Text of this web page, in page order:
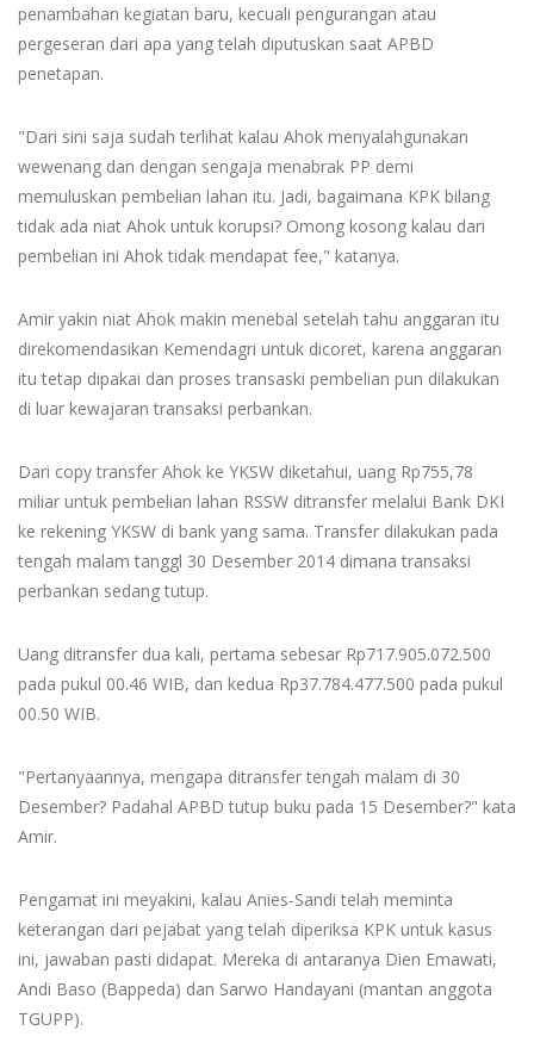
penambahan kegiatan baru, kecuali pengurangan atau
pergeseran dari apa yang telah diputuskan saat APBD
penetapan.
"Dari sini saja sudah terlihat kalau Ahok menyalahgunakan
wewenang dan dengan sengaja menabrak PP demi
memuluskan pembelian lahan itu. Jadi, bagaimana KPK bilang
tidak ada niat Ahok untuk korupsi? Omong kosong kalau dari
pembelian ini Ahok tidak mendapat fee," katanya.
Amir yakin niat Ahok makin menebal setelah tahu anggaran itu
direkomendasikan Kemendagri untuk dicoret, karena anggaran
itu tetap dipakai dan proses transaski pembelian pun dilakukan
di luar kewajaran transaksi perbankan.
Dari copy transfer Ahok ke YKSW diketahui, uang Rp755,78
miliar untuk pembelian lahan RSSW ditransfer melalui Bank DKI
ke rekening YKSW di bank yang sama. Transfer dilakukan pada
tengah malam tanggl 30 Desember 2014 dimana transaksi
perbankan sedang tutup.
Uang ditransfer dua kali, pertama sebesar Rp717.905.072.500
pada pukul 00.46 WIB, dan kedua Rp37.784.477.500 pada pukul
00.50 WIB.
"Pertanyaannya, mengapa ditransfer tengah malam di 30
Desember? Padahal APBD tutup buku pada 15 Desember?" kata
Amir.
Pengamat ini meyakini, kalau Anies-Sandi telah meminta
keterangan dari pejabat yang telah diperiksa KPK untuk kasus
ini, jawaban pasti didapat. Mereka di antaranya Dien Emawati,
Andi Baso (Bappeda) dan Sarwo Handayani (mantan anggota
TGUPP).